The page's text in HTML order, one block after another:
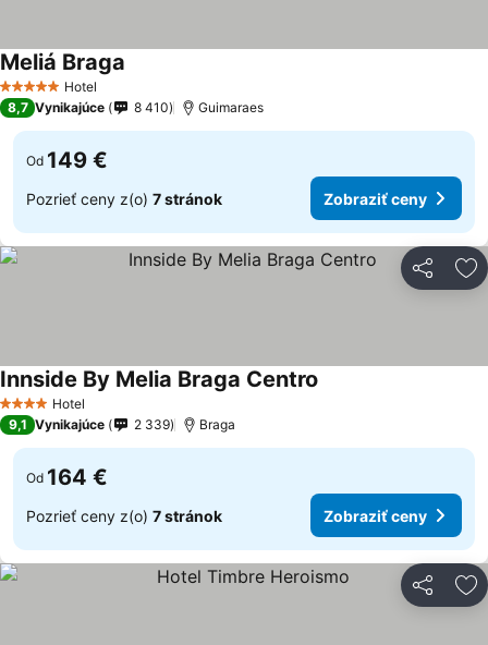
5 Počet hviezdičiek
Hotel
Meliá Braga
8,7 Vynikajúce 8 410 Guimaraes
Od 149 €
Pozrieť ceny z(o) 7 stránok Zobraziť ceny
Zdieľať
4 Počet hviezdičiek
Hotel
Innside By Melia Braga Centro
9,1 Vynikajúce 2 339 Braga
Od 164 €
Pozrieť ceny z(o) 7 stránok Zobraziť ceny
Zdieľať